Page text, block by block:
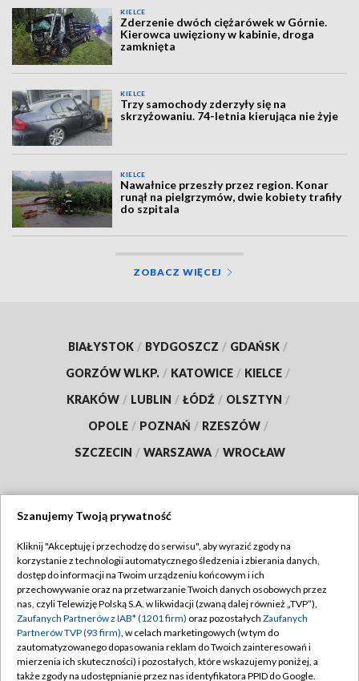
KIELCE
Zderzenie dwóch ciężarówek w Górnie.
Kierowca uwięziony w kabinie, droga
zamknięta
KIELCE
Trzy samochody zderzyły się na
skrzyżowaniu. 74-letnia kierująca nie żyje
KIELCE
Nawałnice przeszły przez region. Konar
runął na pielgrzymów, dwie kobiety trafiły
do szpitala
ZOBACZ WIĘCEJ
BIAŁYSTOK / BYDGOSZCZ / GDAŃSK /
GORZÓW WLKP. / KATOWICE / KIELCE /
KRAKÓW / LUBLIN / ŁÓDŹ / OLSZTYN /
OPOLE / POZNAŃ / RZESZÓW /
SZCZECIN / WARSZAWA / WROCŁAW
TVP
Abonament TVP
Emisja w TVP
Centrum informacji TVP
Naziemna Telewizja Cyfrowa
Regulamin TVP
Polityka prywatności
Moje zgody
Pomoc
Szanujemy Twoją prywatność
Kliknij "Akceptuję i przechodzę do serwisu", aby wyrazić zgody na
korzystanie z technologii automatycznego śledzenia i zbierania danych,
dostęp do informacji na Twoim urządzeniu końcowym i ich
przechowywanie oraz na przetwarzanie Twoich danych osobowych przez
nas, czyli Telewizję Polską S.A. w likwidacji (zwaną dalej również „TVP”),
Zaufanych Partnerów z IAB* (1201 firm) oraz pozostałych Zaufanych
Partnerów TVP (93 firm), w celach marketingowych (w tym do
zautomatyzowanego dopasowania reklam do Twoich zainteresowań i
mierzenia ich skuteczności) i pozostałych, które wskazujemy poniżej, a
także zgody na udostępnianie przez nas identyfikatora PPID do Google.